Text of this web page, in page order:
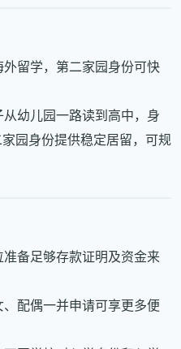
留学，第二家园身份可快
幼儿园一路读到高中，身
园身份提供稳定居留，可规
备足够存款证明及资金来
、配偶一并申请可享更多便